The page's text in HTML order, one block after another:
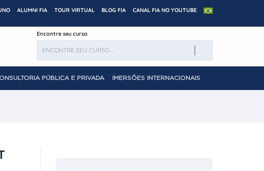
ALUMNI FIA TOUR VIRTUAL BLOG FIA CANAL FIA NO YOUTUBE
Encontre seu curso
PÚBLICA E PRIVADA IMERSÕES INTERNACIONAIS